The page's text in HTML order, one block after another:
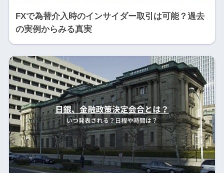
FXで為替介入時のインサイダー取引は可能？過去
の実例からみる真実